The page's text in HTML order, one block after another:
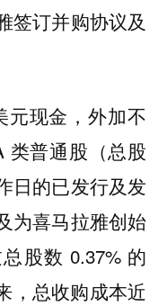
签订并购协议及
元现金，外加不
类普通股（总股
日的已发行及发
为喜马拉雅创始
股数 0.37% 的
，总收购成本近